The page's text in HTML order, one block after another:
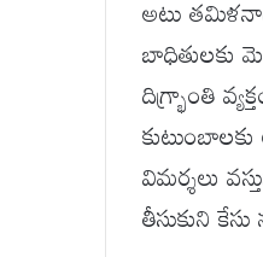
అటు
బాధితులకు
దిగ్భ్రాంతి
విమర్శలు
తీసుకుని